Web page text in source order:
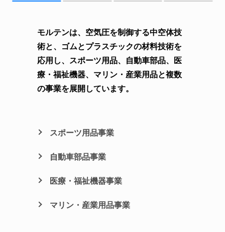
モルテンは、空気圧を制御する中空体技
術と、ゴムとプラスチックの材料技術を
応用し、スポーツ用品、自動車部品、医
療・福祉機器、マリン・産業用品と複数
の事業を展開しています。
スポーツ用品事業
自動車部品事業
医療・福祉機器事業
マリン・産業用品事業